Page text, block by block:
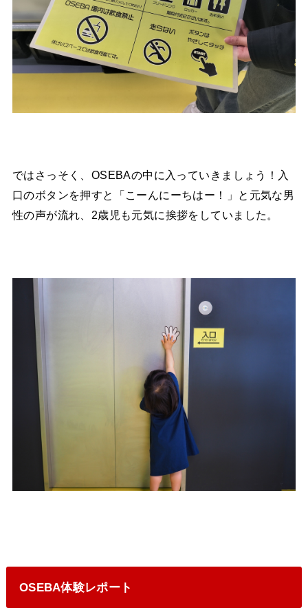
ではさっそく、OSEBAの中に入っていきましょう！入
口のボタンを押すと「こーんにーちはー！」と元気な男
性の声が流れ、2歳児も元気に挨拶をしていました。
OSEBA体験レポート